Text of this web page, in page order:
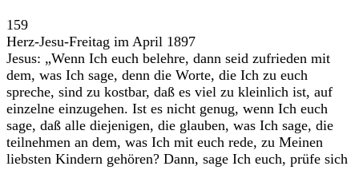
159
Herz-Jesu-Freitag im April 1897
Jesus: „Wenn Ich euch belehre, dann seid zufrieden mit
dem, was Ich sage, denn die Worte, die Ich zu euch
spreche, sind zu kostbar, daß es viel zu kleinlich ist, auf
einzelne einzugehen. Ist es nicht genug, wenn Ich euch
sage, daß alle diejenigen, die glauben, was Ich sage, die
teilnehmen an dem, was Ich mit euch rede, zu Meinen
liebsten Kindern gehören? Dann, sage Ich euch, prüfe sich